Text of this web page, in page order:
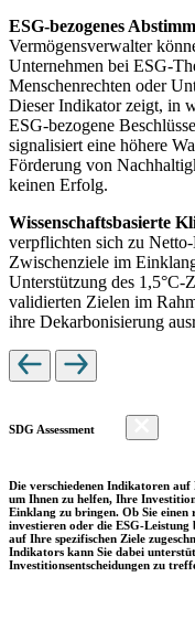
ESG-bezogenes
Vermögensverwalter
Unternehmen bei ESG-
Menschenrechten oder
Dieser Indikator zeigt, in
ESG-bezogene
signalisiert eine höhere
Förderung von
keinen Erfolg.
Wissenschaftsbasierte
verpflichten sich zu
Zwischenziele im
Unterstützung des
validierten Zielen im
ihre Dekarbonisierung
SDG Assessment
Die verschiedenen Indikatoren
um Ihnen zu helfen, Ihre
Einklang zu bringen. Ob Sie einen
investieren oder die ESG-Leistung
auf Ihre spezifischen Ziele
Indikators kann Sie dabei
Investitionsentscheidungen zu